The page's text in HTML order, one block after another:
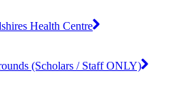
Health Centre
(Scholars / Staff ONLY)